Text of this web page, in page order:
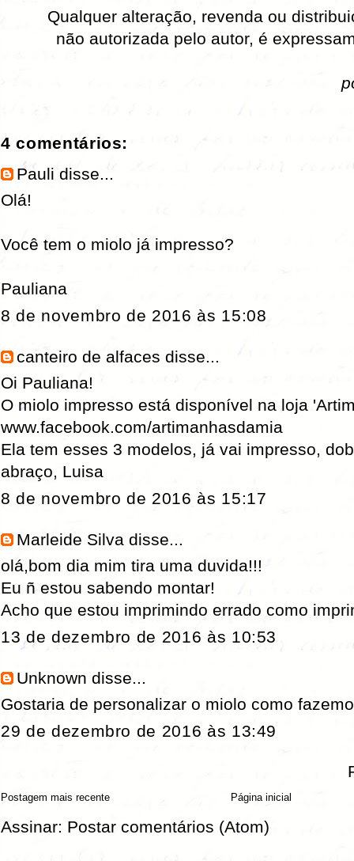
Qualquer alteração, revenda ou
não autorizada pelo autor, é
4 comentários:
Pauli disse...
Olá!
Você tem o miolo já impresso?
Pauliana
8 de novembro de 2016 às 15:08
canteiro de alfaces disse...
Oi Pauliana!
O miolo impresso está disponível na loja
www.facebook.com/artimanhasdamia
Ela tem esses 3 modelos, já vai impresso,
abraço, Luisa
8 de novembro de 2016 às 15:17
Marleide Silva disse...
olá,bom dia mim tira uma duvida!!!
Eu ñ estou sabendo montar!
Acho que estou imprimindo errado como
13 de dezembro de 2016 às 10:53
Unknown disse...
Gostaria de personalizar o miolo como
29 de dezembro de 2016 às 13:49
Postagem mais recente Página inicial
Assinar: Postar comentários (Atom)